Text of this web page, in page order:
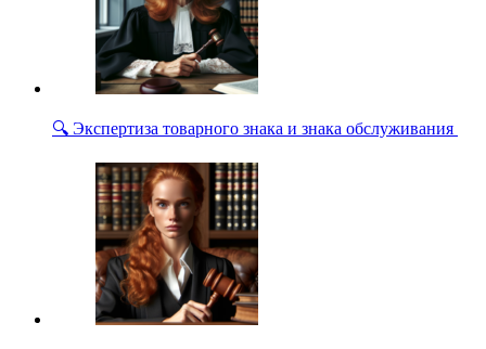
🔍 Экспертиза товарного знака и знака обслуживания